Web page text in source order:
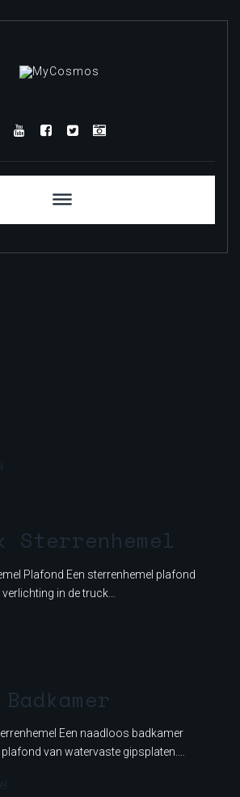
Sterrenhemel
Plafond Een sterrenhemel plafond
verlichting in de truck…
Badkamer
Een naadloos badkamer
van watervaste gipsplaten.…